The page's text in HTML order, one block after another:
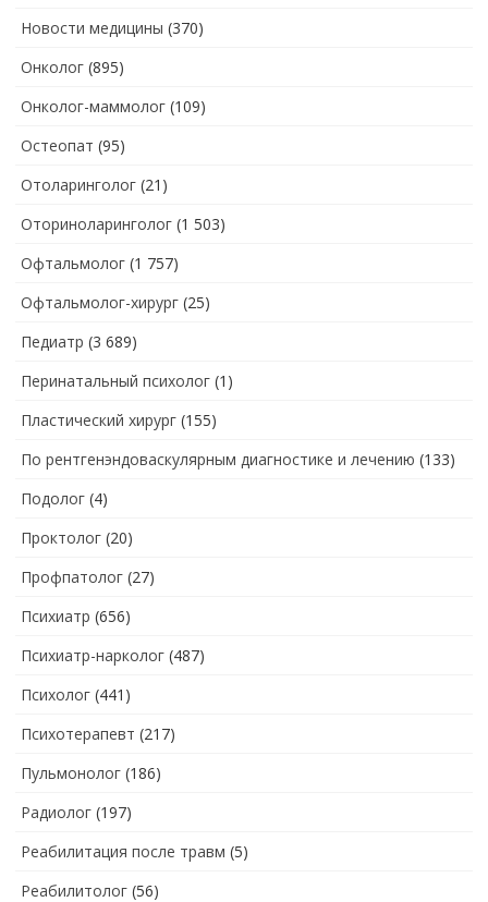
Новости медицины (370)
Онколог (895)
Онколог-маммолог (109)
Остеопат (95)
Отоларинголог (21)
Оториноларинголог (1 503)
Офтальмолог (1 757)
Офтальмолог-хирург (25)
Педиатр (3 689)
Перинатальный психолог (1)
Пластический хирург (155)
По рентгенэндоваскулярным диагностике и лечению (133)
Подолог (4)
Проктолог (20)
Профпатолог (27)
Психиатр (656)
Психиатр-нарколог (487)
Психолог (441)
Психотерапевт (217)
Пульмонолог (186)
Радиолог (197)
Реабилитация после травм (5)
Реабилитолог (56)